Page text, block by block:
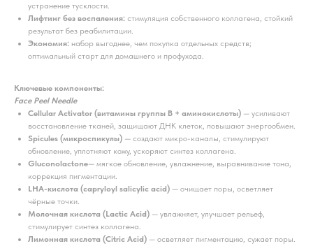
устранение тусклости.
Лифтинг без воспаления: стимуляция собственного коллагена, стойкий
результат без реабилитации.
Экономия: набор выгоднее, чем покупка отдельных средств;
оптимальный старт для домашнего и профухода.
Ключевые компоненты:
Face Peel Needle
Cellular Activator (витамины группы B + аминокислоты) — усиливают
восстановление тканей, защищают ДНК клеток, повышают энергообмен.
Spicules (микроспикулы) — создают микро-каналы, стимулируют
обновление, уплотняют кожу, ускоряют синтез коллагена.
Gluconolactone— мягкое обновление, увлажнение, выравнивание тона,
коррекция пигментации.
LHA-кислота (capryloyl salicylic acid) — очищает поры, осветляет
чёрные точки.
Молочная кислота (Lactic Acid) — увлажняет, улучшает рельеф,
стимулирует синтез коллагена.
Лимонная кислота (Citric Acid) — осветляет пигментацию, сужает поры.